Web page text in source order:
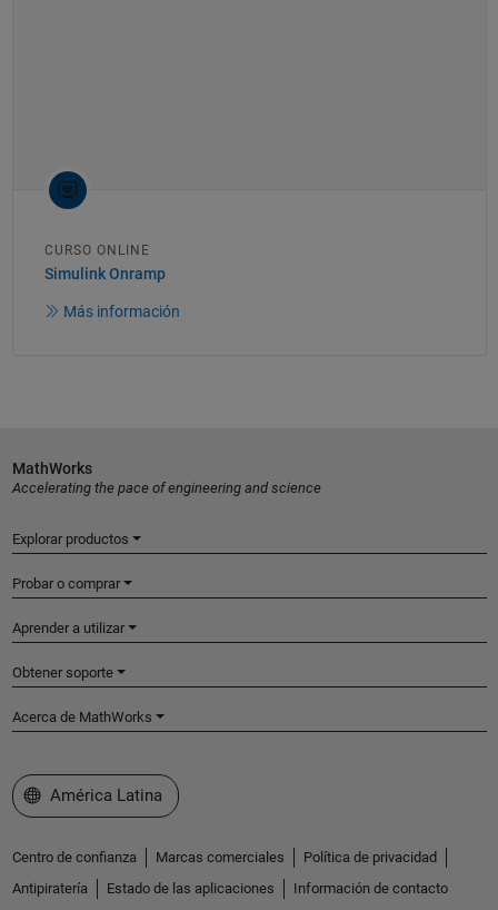
CURSO ONLINE
Simulink Onramp
Más información
MathWorks
Accelerating the pace of engineering and science
Explorar productos
Probar o comprar
Aprender a utilizar
Obtener soporte
Acerca de MathWorks
Seleccione un país/idioma
América Latina
Centro de confianza Marcas comerciales
Política de privacidad
Antipiratería
Estado de las aplicaciones Información de contacto